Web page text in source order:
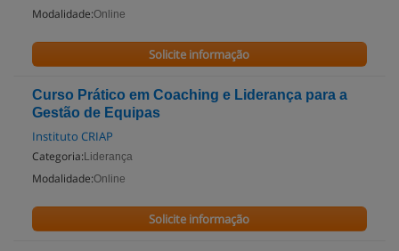
Modalidade:Online
Solicite informação
Curso Prático em Coaching e Liderança para a
Gestão de Equipas
Instituto CRIAP
Categoria: Liderança
Modalidade:Online
Solicite informação